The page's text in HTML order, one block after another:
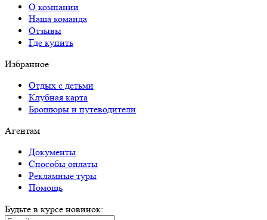
О компании
Наша команда
Отзывы
Где купить
Избранное
Отдых с детьми
Клубная карта
Брошюры и путеводители
Агентам
Документы
Способы оплаты
Рекламные туры
Помощь
Будьте в курсе новинок: